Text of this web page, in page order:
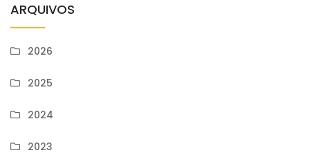
ARQUIVOS
2026
2025
2024
2023